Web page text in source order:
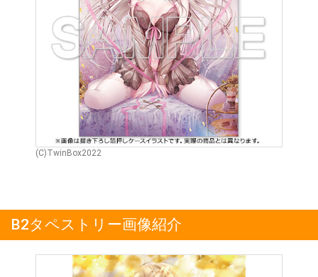
(C)TwinBox2022
B2タペストリー画像紹介